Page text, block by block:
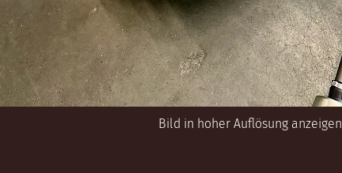
Bild in hoher Auflösung anzeigen